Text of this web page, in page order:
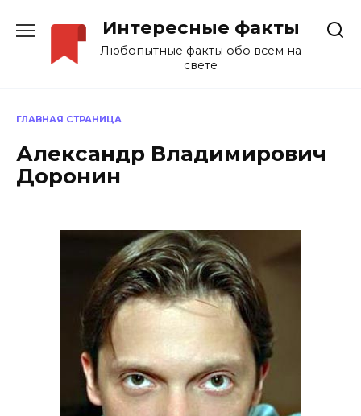
содержанию
Интересные факты
Любопытные факты обо всем на
свете
ГЛАВНАЯ СТРАНИЦА
Александр Владимирович
Доронин